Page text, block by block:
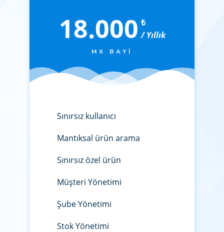
18.000 ₺
/ Yıllık
MX BAYI
Sınırsız kullanıcı
Mantıksal ürün arama
Sınırsız özel ürün
Müşteri Yönetimi
Şube Yönetimi
Stok Yönetimi